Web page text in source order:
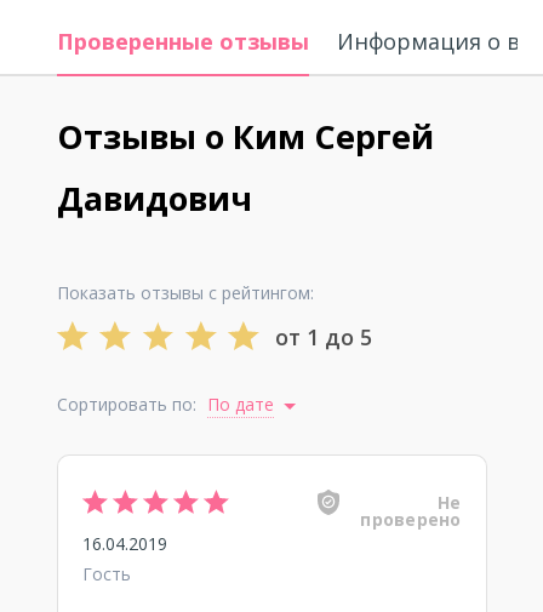
Проверенные отзывы Информация о
Отзывы о Ким Сергей
Давидович
Показать отзывы с рейтингом:
от 1 до 5
Сортировать по: По дате
Не
проверено
16.04.2019
Гость